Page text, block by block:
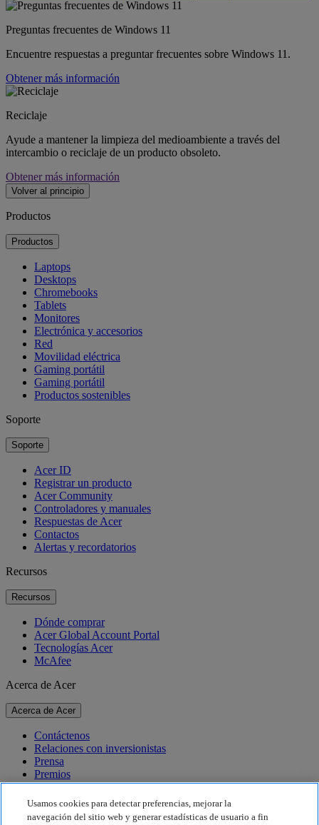
Preguntas frecuentes de Windows 11
Encuentre respuestas a preguntar frecuentes sobre Windows 11.
Obtener más información
Reciclaje
Ayude a mantener la limpieza del medioambiente a través del
intercambio o reciclaje de un producto obsoleto.
Obtener más información
Volver al principio
Productos
Productos
Laptops
Desktops
Chromebooks
Tablets
Monitores
Electrónica y accesorios
Red
Movilidad eléctrica
Gaming portátil
Gaming portátil
Productos sostenibles
Soporte
Soporte
Acer ID
Registrar un producto
Acer Community
Controladores y manuales
Respuestas de Acer
Contactos
Alertas y recordatorios
Recursos
Recursos
Dónde comprar
Acer Global Account Portal
Tecnologías Acer
McAfee
Acerca de Acer
Acerca de Acer
Contáctenos
Relaciones con inversionistas
Prensa
Premios
Eventos
Sostenibilidad
Usamos cookies para detectar preferencias, mejorar la
navegación del sitio web y generar estadísticas de usuario a fin